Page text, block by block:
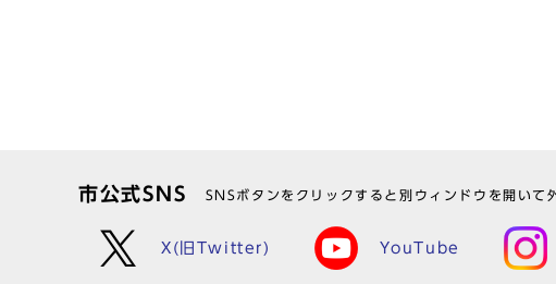
市公式SNS SNSボタンをクリックすると別ウィンドウを開いて
X(旧Twitter) YouTube